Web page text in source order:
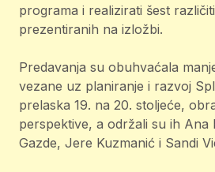
programa i realizirati šest
prezentiranih na izložbi.
Predavanja su obuhvaćala
vezane uz planiranje i razvoj
prelaska 19. na 20. stoljeće,
perspektive, a održali su ih Ana
Gazde, Jere Kuzmanić i Sandi